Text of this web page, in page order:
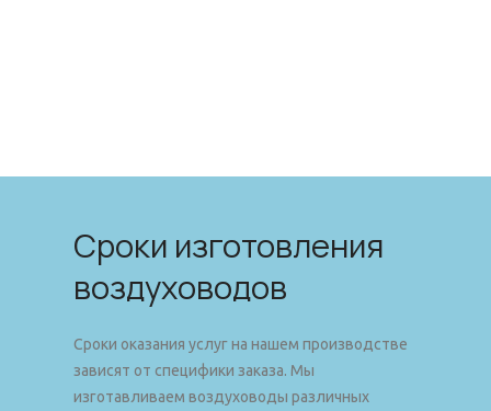
Сроки изготовления
воздуховодов
Сроки оказания услуг на нашем производстве
зависят от специфики заказа. Мы
изготавливаем воздуховоды различных